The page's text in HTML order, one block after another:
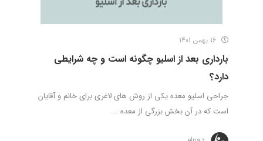
بارداری بعد از اسلیو چگونه است و چه شرایطی
دارد؟
جراحی اسلیو معده یکی از روش های لاغری برای خانم و آقایان
است که در آن بخش بزرگی از معده ...